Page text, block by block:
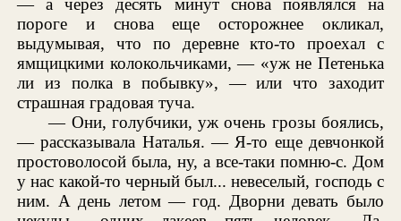
— а через десять минут снова появлялся на
пороге и снова еще осторожнее окликал,
выдумывая, что по деревне кто-то проехал с
ямщицкими колокольчиками, — «уж не Петенька
ли из полка в побывку», — или что заходит
страшная градовая туча.
— Они, голубчики, уж очень грозы боялись,
— рассказывала Наталья. — Я-то еще девчонкой
простоволосой была, ну, а все-таки помню-с. Дом
у нас какой-то черный был... невеселый, господь с
ним. А день летом — год. Дворни девать было